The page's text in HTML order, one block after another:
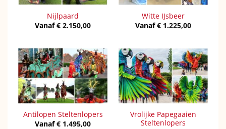
Nijlpaard
Vanaf€ 2.150,00
Witte IJsbeer
Vanaf€ 1.225,00
Antilopen Steltenlopers
Vanaf€ 1.495,00
Vrolijke Papegaaien
Steltenlopers